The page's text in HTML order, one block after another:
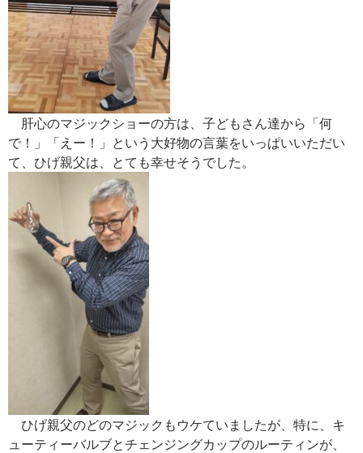
肝心のマジックショーの方は、子どもさん達から「何
で！」「えー！」という大好物の言葉をいっぱいいただい
て、ひげ親父は、とても幸せそうでした。
ひげ親父のどのマジックもウケていましたが、特に、キ
ューティーバルブとチェンジングカップのルーティンが、